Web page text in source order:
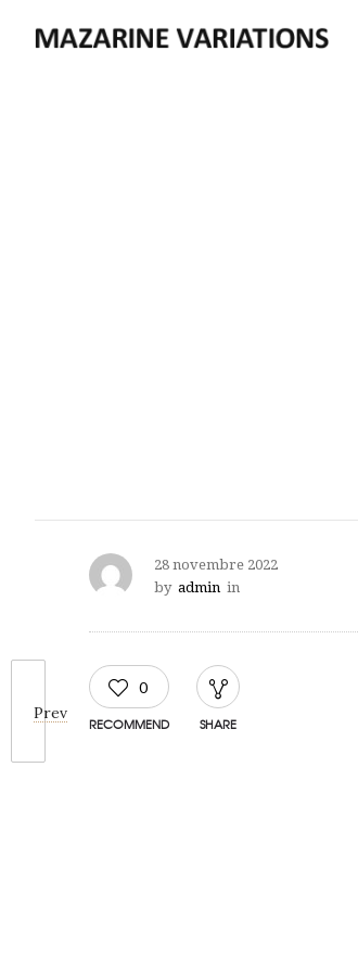
Prev
28 novembre 2022
by admin in
0
RECOMMEND SHARE